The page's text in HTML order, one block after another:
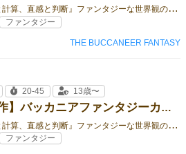
『
戦略と計算、直感と判断』ファンタジーな世界観の対戦型本格的トレーディングカードゲームの登場です！
ファンタジー
THE BUCCANEER FANTASY
[【新作】バッカニアファンタジーカードゲーム 土風スターターデッキ]
『
戦略と計算、直感と判断』ファンタジーな世界観の対戦型本格的トレーディングカードゲームの登場です！
20-45 13歳〜
ファンタジー